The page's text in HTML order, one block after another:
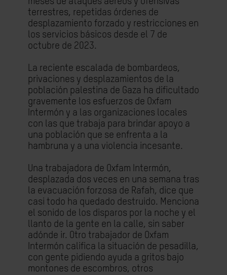
terrestres, repetidas órdenes de
desplazamiento forzado y restricciones en
los servicios básicos desde el 7 de
octubre de 2023.
La reciente escalada de bombardeos,
privaciones y desplazamientos de la
población palestina de Gaza ha dificultado
gravemente los esfuerzos de Oxfam
Intermón y a las organizaciones locales
con las que trabaja para brindar apoyo a
una población que se enfrenta a la
hambruna y a una violencia incesante.
Una trabajadora de Oxfam Intermón,
desplazada dos veces en una semana tras
la evacuación forzosa de Rafah, dice que
casi todo ha quedado destruido. Menciona
el sonido de los disparos por la noche y el
llanto de la gente en la calle, sin saber
adónde ir. Otro trabajador de Oxfam
Intermón califica la situación de pesadilla,
con gente pidiendo ayuda a gritos bajo
montones de escombros, otros